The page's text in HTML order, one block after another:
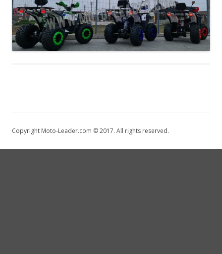
Copyright Moto-Leader.com © 2017. All rights reserved.